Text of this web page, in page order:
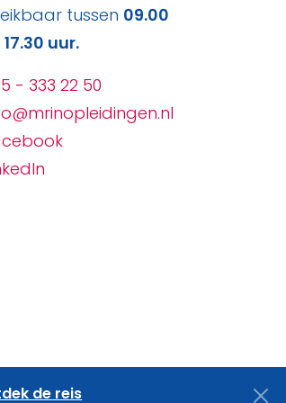
tussen 09.00
uur.
- 333 22 50
de reis